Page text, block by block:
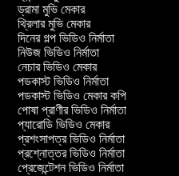
ড্রামা মুভি মেকার
থ্রিলার মুভি মেকার
দিনের গল্প ভিডিও নির্মাতা
নিউজ ভিডিও নির্মাতা
নেচার ভিডিও মেকার
পডকাস্ট ভিডিও নির্মাতা
পডকাস্ট ভিডিও মেকার কপি
পোষা প্রাণীর ভিডিও নির্মাতা
প্যারোডি ভিডিও মেকার
প্রশংসাপত্র ভিডিও নির্মাতা
প্রশ্নোত্তর ভিডিও নির্মাতা
প্রেজেন্টেশন ভিডিও নির্মাতা